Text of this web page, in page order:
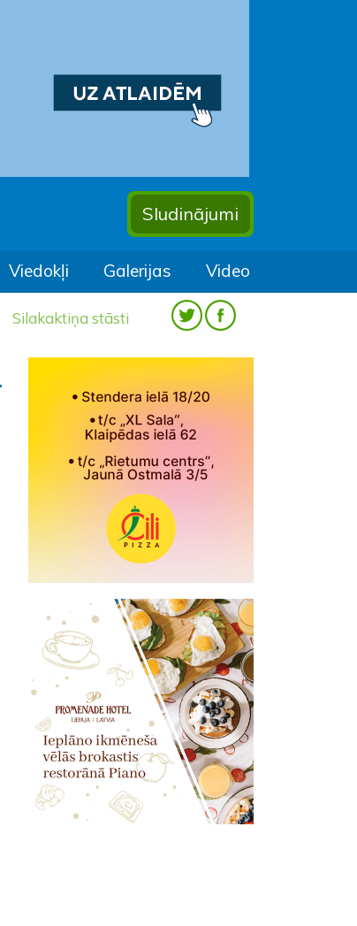
Sludinājumi
Viedokļi Galerijas Video
Silakaktiņa stāsti